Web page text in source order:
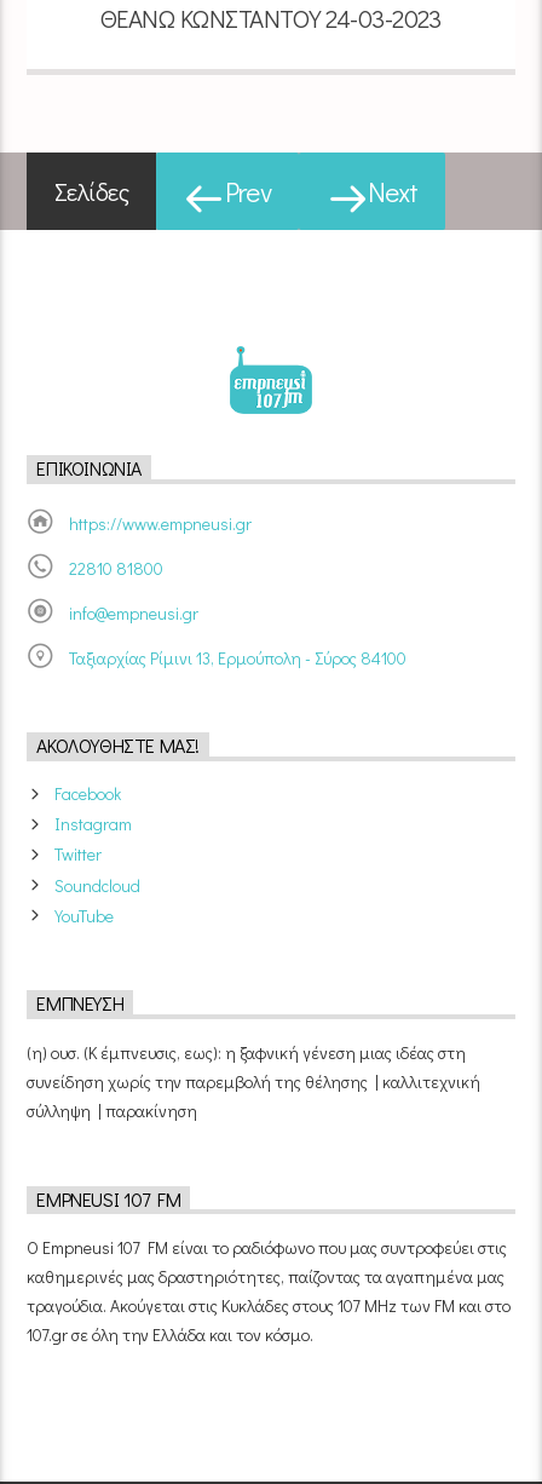
ΘΕΑΝΏ ΚΩΝΣΤΑΝΤΟΎ 24-03-2023
Σελίδες Prev Next
ΕΠΙΚΟΙΝΩΝΊΑ
https://www.empneusi.gr
22810 81800
info@empneusi.gr
Ταξιαρχίας Ρίμινι 13, Ερμούπολη - Σύρος 84100
ΑΚΟΛΟΥΘΉΣΤΕ ΜΑΣ!
Facebook
Instagram
Twitter
Soundcloud
YouTube
ΈΜΠΝΕΥΣΗ
(η) ουσ. (Κ έμπνευσις, εως): η ξαφνική γένεση μιας ιδέας στη
συνείδηση χωρίς την παρεμβολή της θέλησης | καλλιτεχνική
σύλληψη | παρακίνηση
EMPNEUSI 107 FM
Ο Empneusi 107 FM είναι το ραδιόφωνο που μας συντροφεύει στις
καθημερινές μας δραστηριότητες, παίζοντας τα αγαπημένα μας
τραγούδια. Ακούγεται στις Κυκλάδες στους 107 MHz των FM και στο
107.gr σε όλη την Ελλάδα και τον κόσμο.